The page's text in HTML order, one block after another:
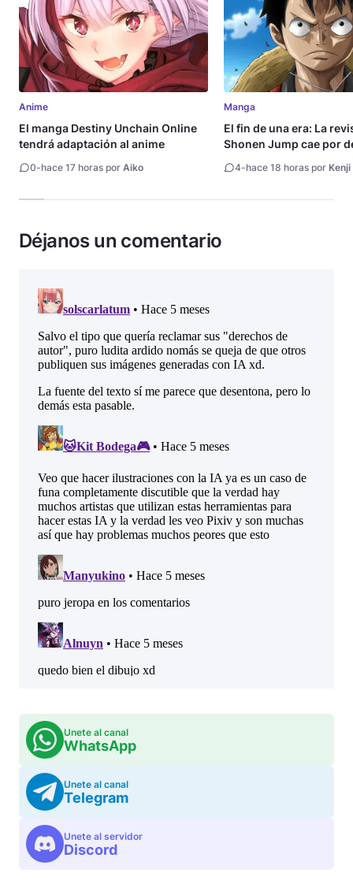
Anime
El manga Destiny Unchain Online
tendrá adaptación al anime
0-hace 17 horas por Aiko
Manga
El fin de una era: La
Shonen Jump cae por
4-hace 18 horas por Kenji
Déjanos un comentario
Unete al canal
WhatsApp
Unete al canal
Telegram
Unete al servidor
Discord